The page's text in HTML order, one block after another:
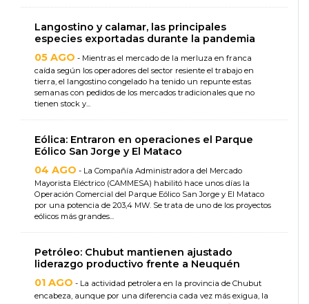
Langostino y calamar, las principales
especies exportadas durante la pandemia
05 AGO - Mientras el mercado de la merluza en franca
caída según los operadores del sector resiente el trabajo en
tierra, el langostino congelado ha tenido un repunte estas
semanas con pedidos de los mercados tradicionales que no
tienen stock y...
Eólica: Entraron en operaciones el Parque
Eólico San Jorge y El Mataco
04 AGO - La Compañía Administradora del Mercado
Mayorista Eléctrico (CAMMESA) habilitó hace unos días la
Operación Comercial del Parque Eólico San Jorge y El Mataco
por una potencia de 203,4 MW. Se trata de uno de los proyectos
eólicos más grandes...
Petróleo: Chubut mantienen ajustado
liderazgo productivo frente a Neuquén
01 AGO - La actividad petrolera en la provincia de Chubut
encabeza, aunque por una diferencia cada vez más exigua, la